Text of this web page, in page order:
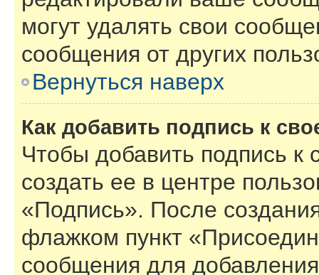
могут удалять свои
сообщения от других
Вернуться наверх
Как добавить подпись к
Чтобы добавить подпись
создать ее в центре
«Подпись». После
флажком пункт
сообщения для